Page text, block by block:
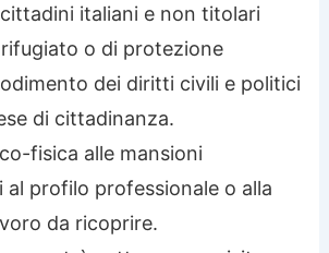
italiani e non titolari
o di protezione
dei diritti civili e politici
di cittadinanza.
fisica alle mansioni
profilo professionale o alla
da ricoprire.